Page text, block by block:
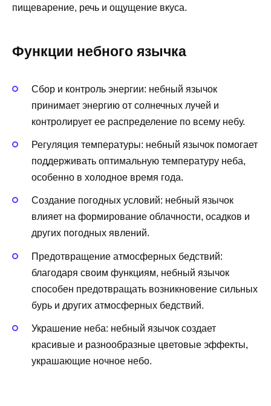
пищеварение, речь и ощущение вкуса.
Функции небного язычка
Сбор и контроль энергии: небный язычок
принимает энергию от солнечных лучей и
контролирует ее распределение по всему небу.
Регуляция температуры: небный язычок помогает
поддерживать оптимальную температуру неба,
особенно в холодное время года.
Создание погодных условий: небный язычок
влияет на формирование облачности, осадков и
других погодных явлений.
Предотвращение атмосферных бедствий:
благодаря своим функциям, небный язычок
способен предотвращать возникновение сильных
бурь и других атмосферных бедствий.
Украшение неба: небный язычок создает
красивые и разнообразные цветовые эффекты,
украшающие ночное небо.